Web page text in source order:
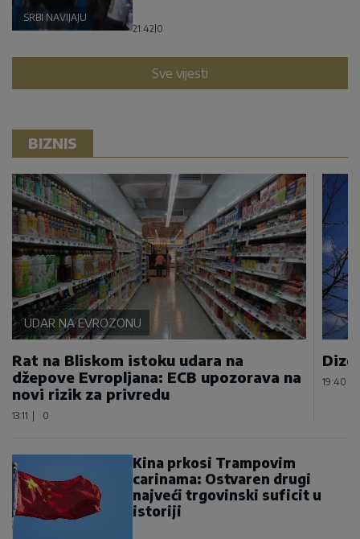
SRBI NAVIJAJU
21:42 0
Sve vijesti
BIZNIS
UDAR NA EVROZONU
Rat na Bliskom istoku udara na
džepove Evropljana: ECB upozorava na
novi rizik za privredu
13:11 0
19:40
Kina prkosi Trampovim
carinama: Ostvaren drugi
najveći trgovinski suficit u
istoriji